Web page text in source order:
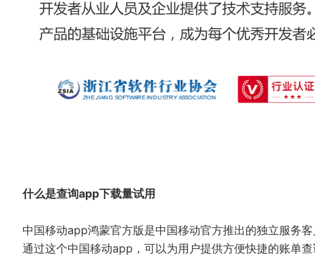
什么是查询app下载量试用
中国移动app鸿蒙官方版是中国移动官方推出的独立服务
通过这个中国移动app，可以为用户提供方便快捷的账单